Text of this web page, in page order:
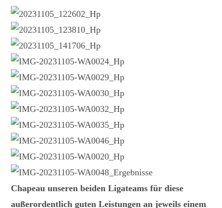
Chapeau unseren beiden Ligateams für diese
außerordentlich guten Leistungen an jeweils einem